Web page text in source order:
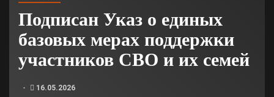
Подписан Указ о единых
базовых мерах поддержки
участников СВО и их семей
16.05.2026